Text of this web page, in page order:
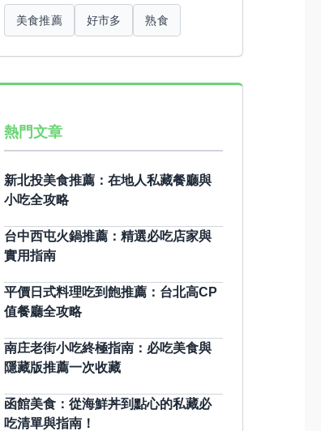
美食推薦 好市多 熟食
熱門文章
新北投美食推薦：在地人私藏餐廳與
小吃全攻略
台中西屯火鍋推薦：精選必吃店家與
實用指南
平價日式料理吃到飽推薦：台北高CP
值餐廳全攻略
南庄老街小吃終極指南：必吃美食與
隱藏版推薦一次收藏
函館美食：從海鮮丼到點心的私藏必
吃清單與指南！